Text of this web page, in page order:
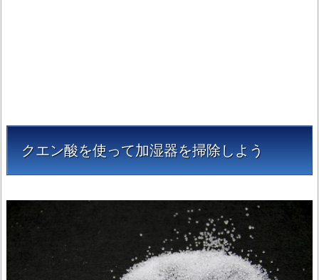
クエン酸を使って加湿器を掃除しよう